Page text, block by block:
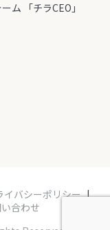
ム 「チラCEO」
イバシーポリシー |
合わせ